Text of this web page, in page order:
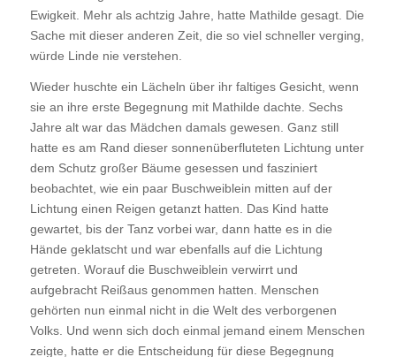
Ewigkeit. Mehr als achtzig Jahre, hatte Mathilde gesagt. Die
Sache mit dieser anderen Zeit, die so viel schneller verging,
würde Linde nie verstehen.
Wieder huschte ein Lächeln über ihr faltiges Gesicht, wenn
sie an ihre erste Begegnung mit Mathilde dachte. Sechs
Jahre alt war das Mädchen damals gewesen. Ganz still
hatte es am Rand dieser sonnenüberfluteten Lichtung unter
dem Schutz großer Bäume gesessen und fasziniert
beobachtet, wie ein paar Buschweiblein mitten auf der
Lichtung einen Reigen getanzt hatten. Das Kind hatte
gewartet, bis der Tanz vorbei war, dann hatte es in die
Hände geklatscht und war ebenfalls auf die Lichtung
getreten. Worauf die Buschweiblein verwirrt und
aufgebracht Reißaus genommen hatten. Menschen
gehörten nun einmal nicht in die Welt des verborgenen
Volks. Und wenn sich doch einmal jemand einem Menschen
zeigte, hatte er die Entscheidung für diese Begegnung